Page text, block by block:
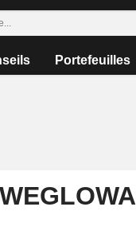
Portefeuilles